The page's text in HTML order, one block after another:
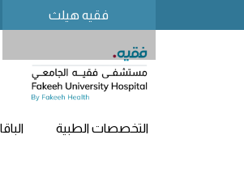
فقيه هيلث
التخصصات الطبية